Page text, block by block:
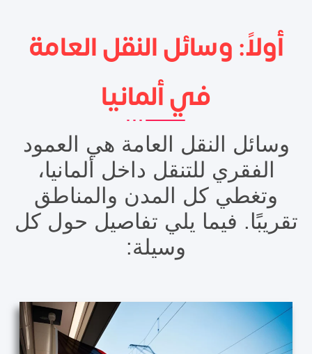
أولاً: وسائل النقل العامة
في ألمانيا
وسائل النقل العامة هي العمود
الفقري للتنقل داخل ألمانيا،
وتغطي كل المدن والمناطق
تقريبًا. فيما يلي تفاصيل حول كل
وسيلة: